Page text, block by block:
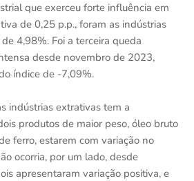
que exerceu forte influência em
de 0,25 p.p., foram as indústrias
4,98%. Foi a terceira queda
desde novembro de 2023,
índice de -7,09%.
indústrias extrativas tem a
produtos de maior peso, óleo bruto
ferro, estarem com variação no
ocorria, por um lado, desde
apresentaram variação positiva, e